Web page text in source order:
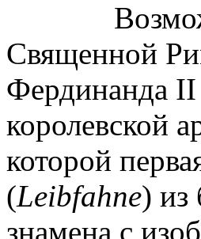
Священной
Фердинанда II
королевской
которой
(Leibfahne) из
знамена с